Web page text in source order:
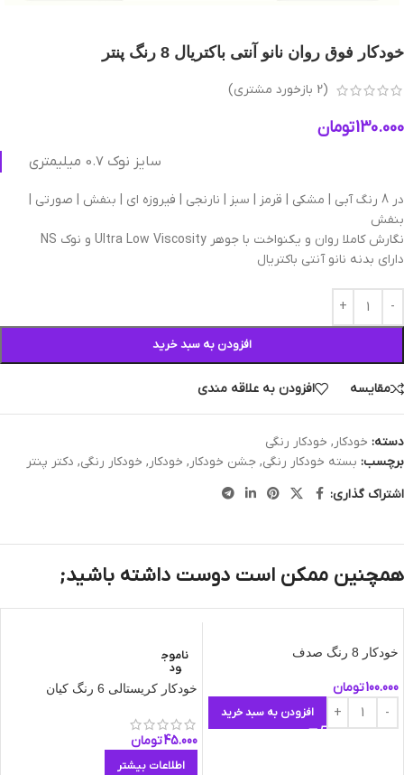
خودکار فوق روان نانو آنتی باکتریال 8 رنگ پنتر
(
2 بازخورد مشتری)
130.000تومان
سایز نوک 0.7 میلیمتری
در 8 رنگ آبی | مشکی | قرمز | سبز | نارنجی | فیروزه ای | بنفش | صورتی |
بنفش
نگارش کاملا روان و یکنواخت با جوهر Ultra Low Viscosity و نوک NS
دارای بدنه نانو آنتی باکتریال
افزودن به سبد خرید
مقایسه افزودن به علاقه مندی
دسته: خودکار, خودکار رنگی
برچسب: بسته خودکار رنگی, جشن خودکار, خودکار, خودکار رنگی, دکتر پنتر
اشتراک گذاری:
همچنین ممکن است دوست داشته باشید;
خودکار 8 رنگ صدف
100.000تومان
افزودن به سبد خرید
ناموج
ود
خودکار کریستالی 6 رنگ کیان
45.000تومان
اطلاعات بیشتر